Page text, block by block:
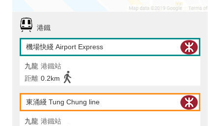
港鐵
機場快綫 Airport Express
九龍 港鐵站
距離 0.2km
東涌綫 Tung Chung line
九龍 港鐵站